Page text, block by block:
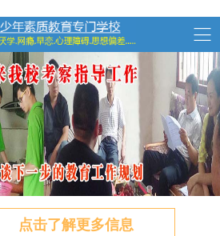
点击了解更多信息